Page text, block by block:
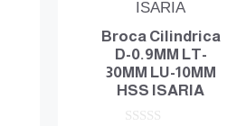
Broca Cilindrica
D-0.9MM LT-
30MM LU-10MM
HSS ISARIA